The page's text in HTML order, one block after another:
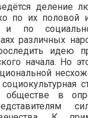
деление
по их половой
по социально-
различных
идею
начала. Но
в